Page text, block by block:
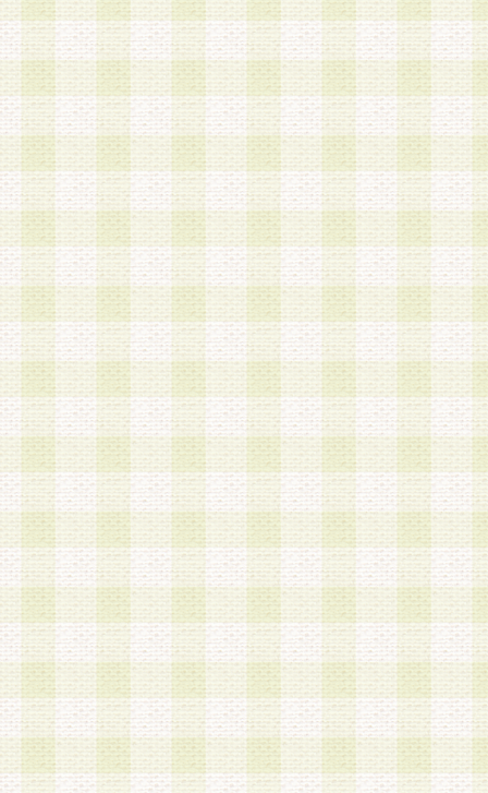
a.既に登録されている会員と同一のメールアドレ
録する場合
b.本サービスと同様のサービスを提供している企
業に従事していると思われる本人またはその家族
場合
c.その他当社が不適切と判断する場合
2.当社は、会員登録希望者を会員として承認する
した 場合、会員登録希望者による会員登録手続
による承認後の場合であっても、会員登録の取り
の抹消を、当社が適切と判 断する方法・手段に
とができるものとします。
3.会員登録希望者が18歳未満、成年被後見人、被
人 である場合は、親権者などの法定代理人の同
録を行うものとします。なお、義務教育学齢に該
者については、登録時に 当社が別途定める方法
権者による承認手続きを行うものとします。
第3条 会員の登録方法
1.会員登録手続きは、会員登録希望者本人が行う
る登録は一切認められないものとします。
2.会員登録希望者は、本規約に同意の後、当社指
画 面」において、当社が指定する必要事項を入
を行うものとします。当社は、会員登録を承認し
会員として本サービスを 受けるためのログイン
を付与します。
3.会員は、会員登録の際に申告する登録情報の全